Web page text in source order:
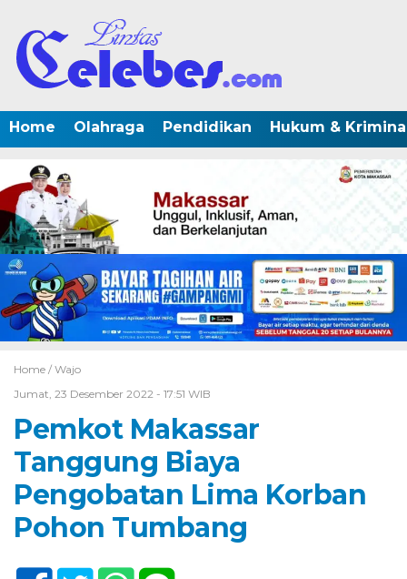
Home Olahraga Pendidikan Hukum &
Home / Wajo
Jumat, 23 Desember 2022 - 17:51 WIB
Pemkot Makassar
Tanggung Biaya
Pengobatan Lima Korban
Pohon Tumbang